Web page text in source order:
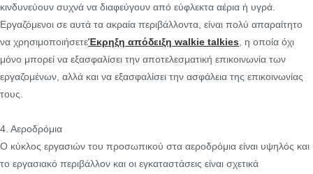
κινδυνεύουν συχνά να διαφεύγουν από εύφλεκτα αέρια ή υγρά.
Εργαζόμενοι σε αυτά τα ακραία περιβάλλοντα, είναι πολύ απαραίτητο
να χρησιμοποιήσετεΈκρηξη απόδειξη walkie talkies , η οποία όχι
μόνο μπορεί να εξασφαλίσει την αποτελεσματική επικοινωνία των
εργαζομένων, αλλά και να εξασφαλίσει την ασφάλεια της επικοινωνίας
τους.
4. Αεροδρόμια
Ο κύκλος εργασιών του προσωπικού στα αεροδρόμια είναι υψηλός και
το εργασιακό περιβάλλον και οι εγκαταστάσεις είναι σχετικά